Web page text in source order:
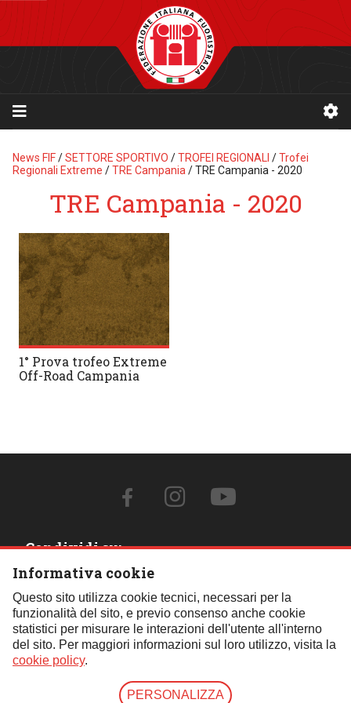
News FIF/SETTORE SPORTIVO /TROFEI REGIONALI /Trofei
Regionali Extreme /TRE Campania /TRE Campania - 2020
TRE Campania - 2020
1° Prova trofeo Extreme
Off-Road Campania
Condividi su:
Contattaci:
Tel.:059 451621- Cell.:+39 348 850 0110- Email:
segreteria@fif4x4.it
Clicca qui per tutti i contatti
Informativa cookie
Questo sito utilizza cookie tecnici, necessari per la
funzionalità del sito, e previo consenso anche cookie
statistici per misurare le interazioni dell'utente all'interno
del sito. Per maggiori informazioni sul loro utilizzo, visita la
cookie policy.
PERSONALIZZA